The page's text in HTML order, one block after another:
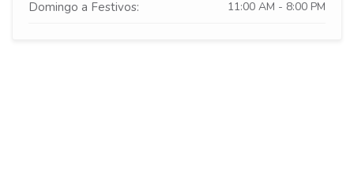
Domingo a Festivos: 11:00 AM - 8:00 PM